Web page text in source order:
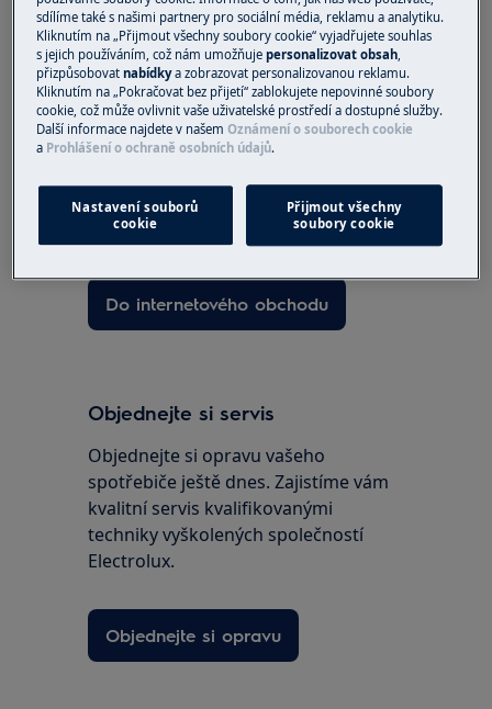
Byl tento článek užitečný?
Náhradní díly a příslušenství
pro váš spotřebič v našem e-shopu a
nechte si je doručit přímo domů.
Do internetového obchodu
Objednejte si servis
Objednejte si opravu vašeho
spotřebiče ještě dnes. Zajistíme vám
kvalitní servis kvalifikovanými
techniky vyškolených společností
Electrolux.
Objednejte si opravu
sdílíme také s našimi partnery pro sociální média, reklamu a analytiku.
Kliknutím na „Přijmout všechny soubory cookie“ vyjadřujete souhlas
s jejich používáním, což nám umožňujepersonalizovat obsah,
přizpůsobovatnabídkya zobrazovat personalizovanou reklamu.
Kliknutím na „Pokračovat bez přijetí“ zablokujete nepovinné soubory
cookie, což může ovlivnit vaše uživatelské prostředí a dostupné služby.
Další informace najdete v našemOznámení o souborech cookie
a Prohlášení o ochraně osobních údajů.
Nastavení souborů
cookie
Přijmout všechny
soubory cookie